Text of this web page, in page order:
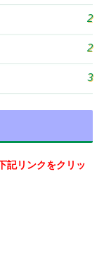
2
2
3
記リンクをクリッ